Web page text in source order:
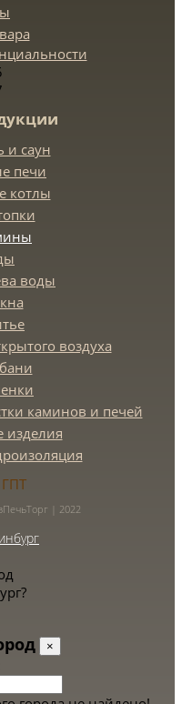
и саун
печи
котлы
воды
воздуха
каминов и печей
изделия
| 2022
×